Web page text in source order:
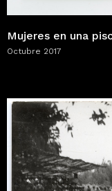
Mujeres en una
Octubre 2017